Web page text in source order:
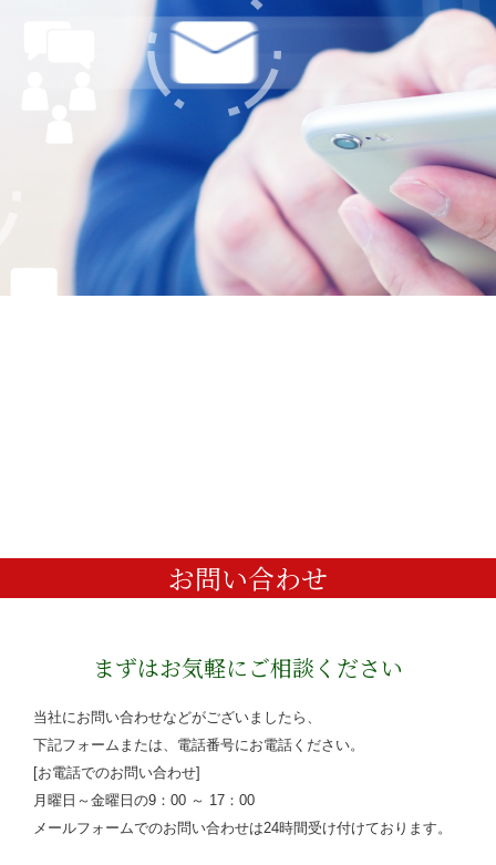
お問い合わせ
まずはお気軽にご相談ください
当社にお問い合わせなどがございましたら、
下記フォームまたは、電話番号にお電話ください。
[お電話でのお問い合わせ]
月曜日～金曜日の9：00 ～ 17：00
メールフォームでのお問い合わせは24時間受け付けております。